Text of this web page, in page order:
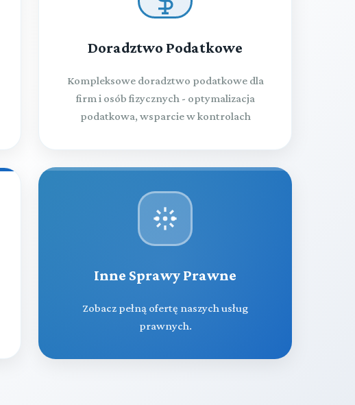
Doradztwo Podatkowe
Kompleksowe doradztwo podatkowe dla
firm i osób fizycznych - optymalizacja
podatkowa, wsparcie w kontrolach
Inne Sprawy Prawne
Zobacz pełną ofertę naszych usług
prawnych.